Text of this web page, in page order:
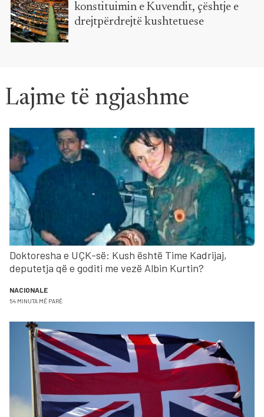
konstituimin e Kuvendit, çështje e
drejtpërdrejtë kushtetuese
Lajme të ngjashme
Doktoresha e UÇK-së: Kush është Time Kadrijaj,
deputetja që e goditi me vezë Albin Kurtin?
NACIONALE
54 MINUTA MË PARË